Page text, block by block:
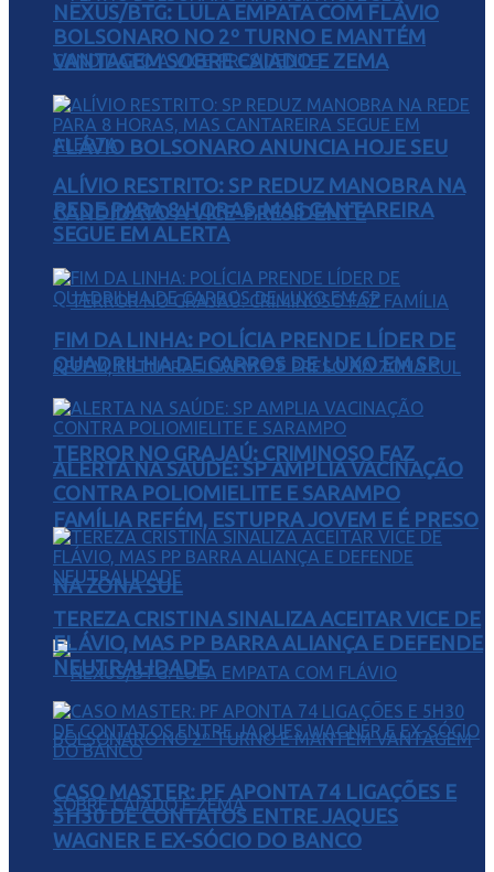
FLÁVIO BOLSONARO ANUNCIA HOJE SEU
CANDIDATO A VICE-PRESIDENTE
TERROR NO GRAJAÚ: CRIMINOSO FAZ
FAMÍLIA REFÉM, ESTUPRA JOVEM E É PRESO
NA ZONA SUL
NEXUS/BTG: LULA EMPATA COM FLÁVIO
BOLSONARO NO 2º TURNO E MANTÉM
VANTAGEM SOBRE CAIADO E ZEMA
ALÍVIO RESTRITO: SP REDUZ MANOBRA NA
REDE PARA 8 HORAS, MAS CANTAREIRA
SEGUE EM ALERTA
FIM DA LINHA: POLÍCIA PRENDE LÍDER DE
QUADRILHA DE CARROS DE LUXO EM SP
ALERTA NA SAÚDE: SP AMPLIA VACINAÇÃO
CONTRA POLIOMIELITE E SARAMPO
TEREZA CRISTINA SINALIZA ACEITAR VICE DE
FLÁVIO, MAS PP BARRA ALIANÇA E DEFENDE
NEUTRALIDADE
CASO MASTER: PF APONTA 74 LIGAÇÕES E
5H30 DE CONTATOS ENTRE JAQUES
WAGNER E EX-SÓCIO DO BANCO